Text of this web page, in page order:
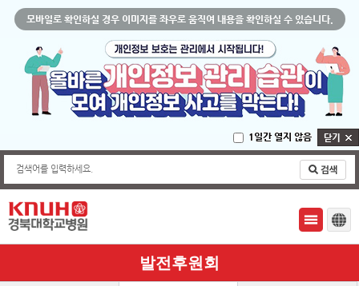
모바일로 확인하실 경우 이미지를 좌우로 움직여 내용을 확인하실 수 있습니다.
1일간 열지 않음
검색어를 입력하세요.
발전후원회